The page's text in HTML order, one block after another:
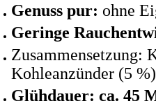
Genuss pur: ohne
Geringe
Zusammensetzung:
Kohleanzünder (5 %)
Glühdauer: ca. 45